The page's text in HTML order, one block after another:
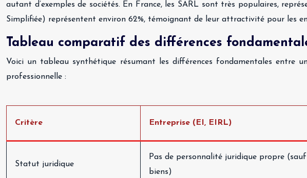
autant d’exemples de sociétés. En France, les SARL sont très populaires,
Simplifiée) représentent environ 62%, témoignant de leur attractivité pour les
Tableau comparatif des différences
Voici un tableau synthétique résumant les différences fondamentales entre
professionnelle :
Critère Entreprise (EI, EIRL)
Statut juridique
Pas de personnalité juridique propre
biens)